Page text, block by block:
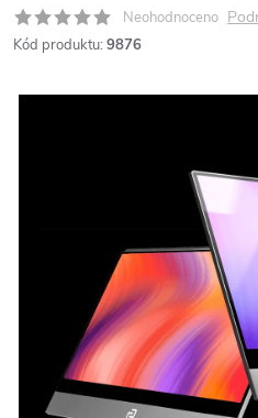
Neohodnoceno
Kód produktu: 9876